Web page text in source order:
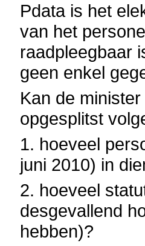
Pdata is het
van het
raadpleegbaar
geen enkel
Kan de
opgesplitst
1. hoeveel
juni 2010) in
2. hoeveel
desgevallend
hebben)?